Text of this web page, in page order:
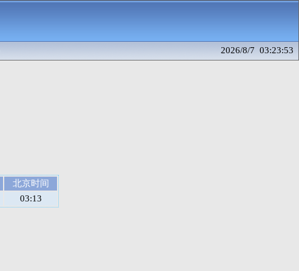
2026/8/7 03:23:53
北京时间
03:13